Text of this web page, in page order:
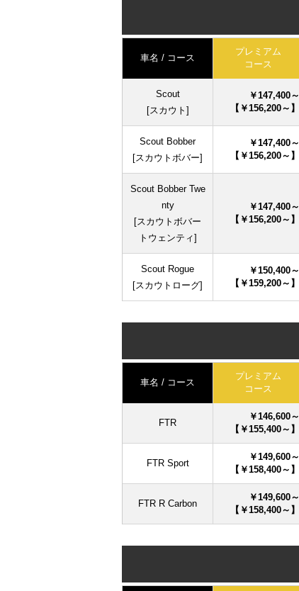
車名 / コース
プレミアム
コース
Scout
[スカウト]
￥147,400～
【￥156,200～】
Scout Bobber
[スカウトボバー]
￥147,400～
【￥156,200～】
Scout Bobber Twe
nty
[スカウトボバー
トウェンティ]
￥147,400～
【￥156,200～】
Scout Rogue
[スカウトローグ]
￥150,400～
【￥159,200～】
車名 / コース
プレミアム
コース
FTR
￥146,600～
【￥155,400～】
FTR Sport
￥149,600～
【￥158,400～】
FTR R Carbon
￥149,600～
【￥158,400～】